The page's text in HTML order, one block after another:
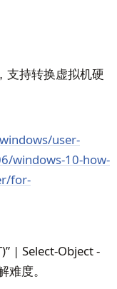
持转换虚拟机硬
user-
windows-10-how-
for-
| Select-Object -
度。